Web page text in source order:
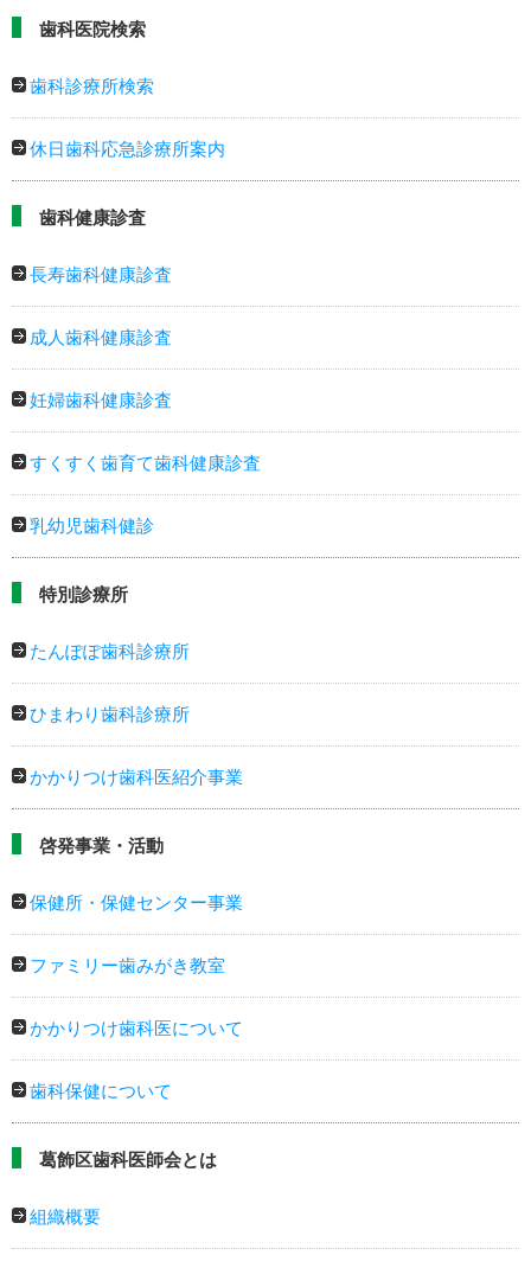
歯科医院検索
歯科診療所検索
休日歯科応急診療所案内
歯科健康診査
長寿歯科健康診査
成人歯科健康診査
妊婦歯科健康診査
すくすく歯育て歯科健康診査
乳幼児歯科健診
特別診療所
たんぽぽ歯科診療所
ひまわり歯科診療所
かかりつけ歯科医紹介事業
啓発事業・活動
保健所・保健センター事業
ファミリー歯みがき教室
かかりつけ歯科医について
歯科保健について
葛飾区歯科医師会とは
組織概要